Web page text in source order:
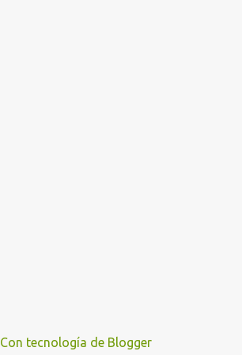
Con tecnología de Blogger